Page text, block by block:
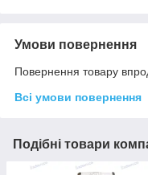
Умови повернення
Повернення товару
Всі умови повернення
Подібні товари